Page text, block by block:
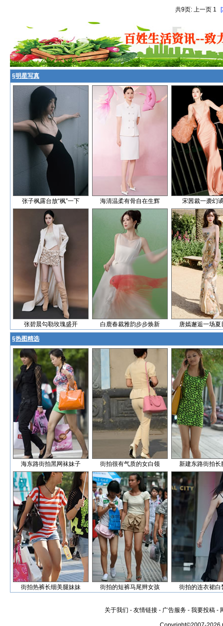
共9页: 上一页 1
§明星写真
张子枫露台放“枫”一下 海清温柔有骨自在生辉 宋茜裁一袭幻
张碧晨勾勒玫瑰盛开 白鹿春裁雅韵步步焕新 唐嫣邂逅一场夏
§热图精选
海东路街拍黑网袜妹子 街拍很有气质的女白领 新建东路街拍长
街拍热裤长细美腿妹妹 街拍的短裤马尾辫女孩 街拍的连衣裙白
关于我们 - 友情链接 - 广告服务 - 我要投稿 -